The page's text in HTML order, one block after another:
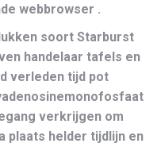
webbrowser .
soort Starburst
handelaar tafels en
verleden tijd pot
verkrijgen om
plaats helder tijdlijn en